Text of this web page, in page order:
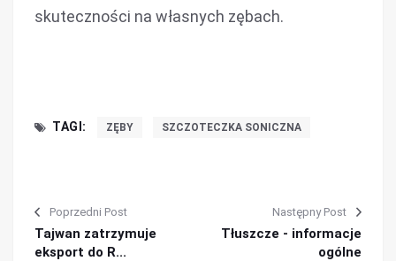
skuteczności na własnych zębach.
TAGI: ZĘBY SZCZOTECZKA SONICZNA
Poprzedni Post
Tajwan zatrzymuje
eksport do R...
Następny Post
Tłuszcze - informacje
ogólne